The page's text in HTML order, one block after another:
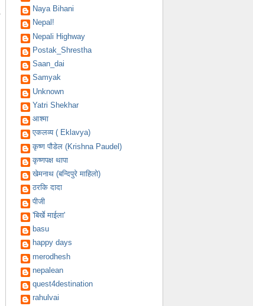
Naya Bihani
Nepal!
Nepali Highway
Postak_Shrestha
Saan_dai
Samyak
Unknown
Yatri Shekhar
आश्मा
एकलव्य ( Eklavya)
कृष्ण पौडेल (Krishna Paudel)
कृष्णपक्ष थापा
खेमनाथ (बन्दिपुरे माहिलो)
ठरकि दादा
पीजी
'बिर्खे माईला'
basu
happy days
merodhesh
nepalean
quest4destination
rahulvai